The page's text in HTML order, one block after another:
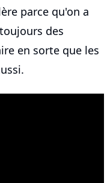
parce qu'on a
des
en sorte que les